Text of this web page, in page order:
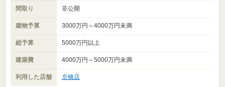
間取り 非公開
建物予算 3000万円～4000万円未満
総予算 5000万円以上
建築費 4000万円～5000万円未満
利用した店舗 京橋店